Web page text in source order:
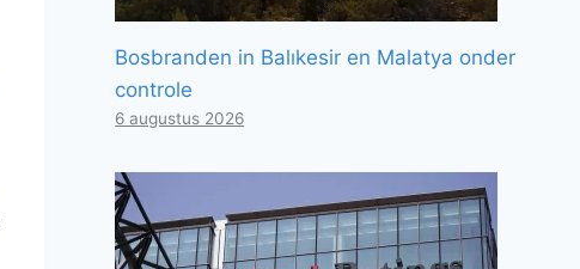
Bosbranden in Balıkesir en Malatya onder
controle
6 augustus 2026